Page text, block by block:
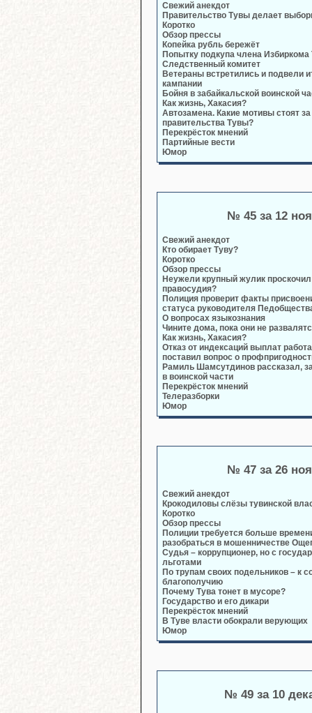
Свежий анекдот
Правительство Тувы делает
Коротко
Обзор прессы
Копейка рубль бережёт
Попытку подкупа члена
Следственный комитет
Ветераны встретились и подвели
кампании
Бойня в забайкальской воинской
Как жизнь, Хакасия?
Автозамена. Какие мотивы стоят за
правительства Тувы?
Перекрёсток мнений
Партийные вести
Юмор
№ 45 за 12
Свежий анекдот
Кто обирает Туву?
Коротко
Обзор прессы
Неужели крупный жулик проскочил
правосудия?
Полиция проверит факты
статуса руководителя
О вопросах языкознания
Чините дома, пока они не
Как жизнь, Хакасия?
Отказ от индексаций выплат
поставил вопрос о
Рамиль Шамсутдинов рассказал,
в воинской части
Перекрёсток мнений
Телеразборки
Юмор
№ 47 за 26
Свежий анекдот
Крокодиловы слёзы тувинской
Коротко
Обзор прессы
Полиции требуется больше
разобраться в мошенничестве
Судья – коррупционер, но с
льготами
По трупам своих подельников – к
благополучию
Почему Тува тонет в мусоре?
Государство и его дикари
Перекрёсток мнений
В Туве власти обокрали верующих
Юмор
№ 49 за 10